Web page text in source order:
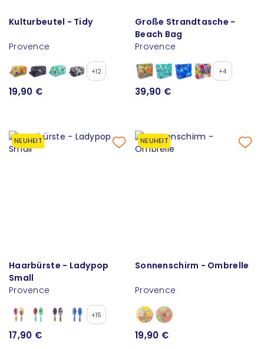
Kulturbeutel - Tidy
Provence
+12
19,90 €
Große Strandtasche -
Beach Bag
Provence
+4
39,90 €
NEUHEIT
Haarbürste - Ladypop
Small
Provence
+15
17,90 €
NEUHEIT
Sonnenschirm - Ombrelle
Provence
19,90 €